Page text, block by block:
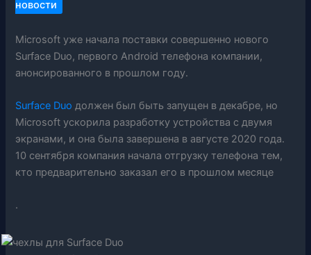
новости
Microsoft уже начала поставки совершенно нового
Surface Duo, первого Android телефона компании,
анонсированного в прошлом году.
Surface Duo должен был быть запущен в декабре, но
Microsoft ускорила разработку устройства с двумя
экранами, и она была завершена в августе 2020 года.
10 сентября компания начала отгрузку телефона тем,
кто предварительно заказал его в прошлом месяце
.